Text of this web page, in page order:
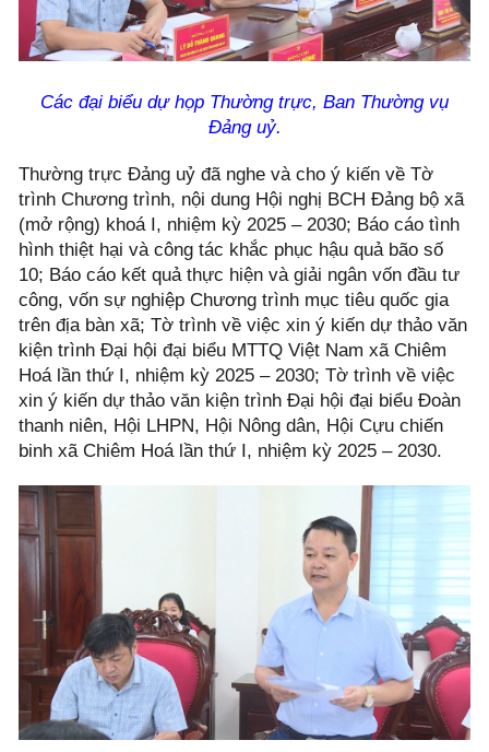
Các đại biểu dự họp Thường trực, Ban Thường vụ
Đảng uỷ.
Thường trực Đảng uỷ đã nghe và cho ý kiến về Tờ
trình Chương trình, nội dung Hội nghị BCH Đảng bộ xã
(mở rộng) khoá I, nhiệm kỳ 2025 – 2030; Báo cáo tình
hình thiệt hại và công tác khắc phục hậu quả bão số
10; Báo cáo kết quả thực hiện và giải ngân vốn đầu tư
công, vốn sự nghiệp Chương trình mục tiêu quốc gia
trên địa bàn xã; Tờ trình về việc xin ý kiến dự thảo văn
kiện trình Đại hội đại biểu MTTQ Việt Nam xã Chiêm
Hoá lần thứ I, nhiệm kỳ 2025 – 2030; Tờ trình về việc
xin ý kiến dự thảo văn kiện trình Đại hội đại biểu Đoàn
thanh niên, Hội LHPN, Hội Nông dân, Hội Cựu chiến
binh xã Chiêm Hoá lần thứ I, nhiệm kỳ 2025 – 2030.